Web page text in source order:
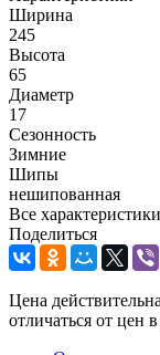
Ширина
245
Высота
65
Диаметр
17
Сезонность
Зимние
Шипы
нешипованная
Все характеристики
Поделиться
Цена
отличаться от цен